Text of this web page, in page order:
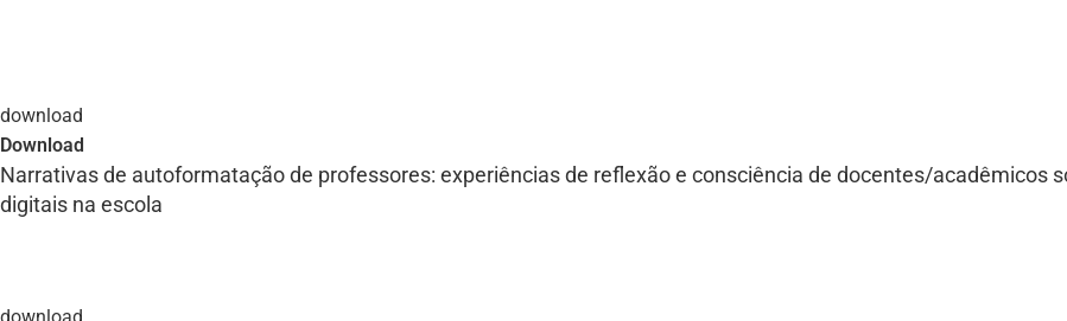
Download
Narrativas de autoformatação de professores: experiências de reflexão e consciência de docentes/acadêmicos
digitais na escola